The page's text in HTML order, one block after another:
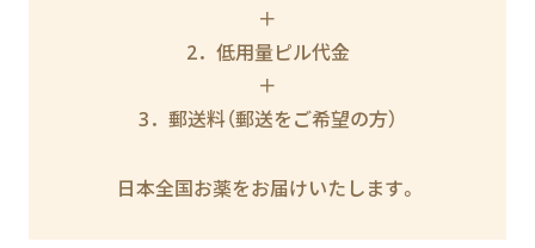
＋
2．低用量ピル代金
＋
3．郵送料（郵送をご希望の方）
日本全国お薬をお届けいたします。